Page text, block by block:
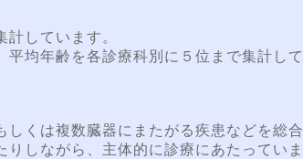
しています。
平均年齢を各診療科別に５位まで集計して
くは複数臓器にまたがる疾患などを総合
しながら、主体的に診療にあたっていま